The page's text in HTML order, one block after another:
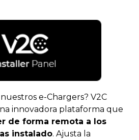
e-Chargers? V2C
innovadora plataforma que
de forma remota a los
instalado. Ajusta la